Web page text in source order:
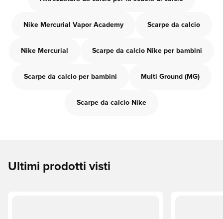
Nike Mercurial Vapor Academy Scarpe da calcio
Nike Mercurial Scarpe da calcio Nike per bambini
Scarpe da calcio per bambini Multi Ground (MG)
Scarpe da calcio Nike
Ultimi prodotti visti